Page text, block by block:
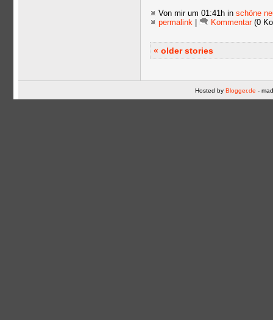
Von mir um 01:41h in schöne
permalink
Kommentar(0
« older stories
Hosted by Blogger.de -